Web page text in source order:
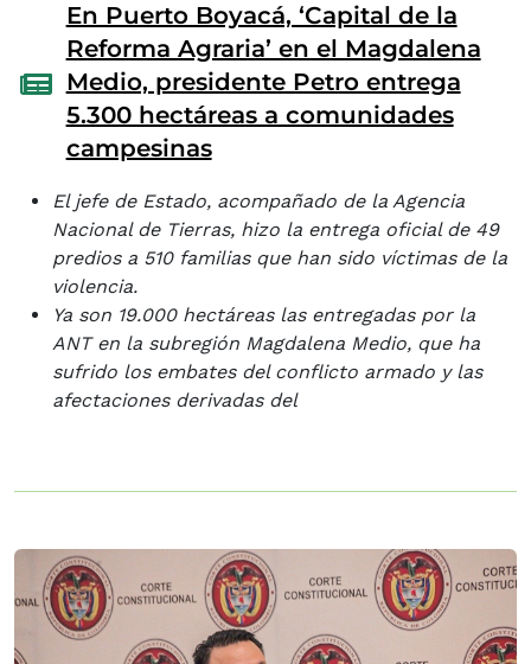
En Puerto Boyacá, ‘Capital de la
Reforma Agraria’ en el Magdalena
Medio, presidente Petro entrega
5.300 hectáreas a comunidades
campesinas
El jefe de Estado, acompañado de la Agencia
Nacional de Tierras, hizo la entrega oficial de 49
predios a 510 familias que han sido víctimas de la
violencia.
Ya son 19.000 hectáreas las entregadas por la
ANT en la subregión Magdalena Medio, que ha
sufrido los embates del conflicto armado y las
afectaciones derivadas del